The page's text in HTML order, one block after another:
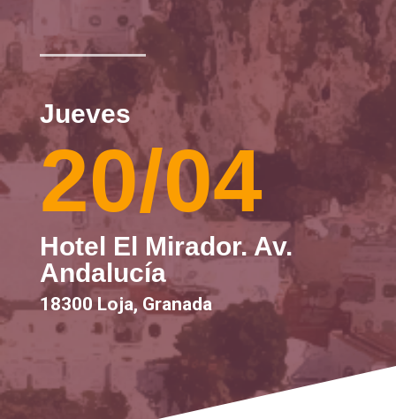
Jueves
20/04
Hotel El Mirador. Av.
Andalucía
18300 Loja, Granada